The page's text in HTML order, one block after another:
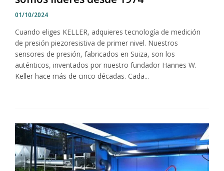
01/10/2024
Cuando eliges KELLER, adquieres tecnología de medición
de presión piezoresistiva de primer nivel. Nuestros
sensores de presión, fabricados en Suiza, son los
auténticos, inventados por nuestro fundador Hannes W.
Keller hace más de cinco décadas. Cada...